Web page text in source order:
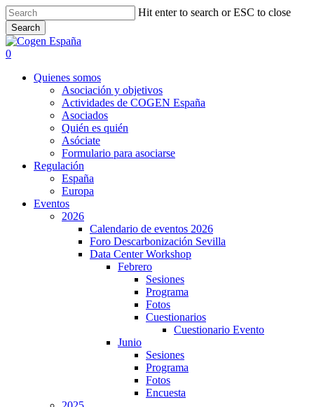
Skip
to
main
content
Hit enter to search or ESC to close
Search
Close
Search
search
0
Quienes somos
Asociación y objetivos
Actividades de COGEN España
Asociados
Quién es quién
Asóciate
Formulario para asociarse
Regulación
España
Europa
Eventos
2026
Calendario de eventos 2026
Foro Descarbonización Sevilla
Data Center Workshop
Febrero
Sesiones
Programa
Fotos
Cuestionarios
Cuestionario Evento
Junio
Sesiones
Programa
Fotos
Encuesta